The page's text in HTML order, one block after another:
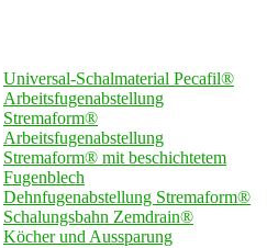
Universal-Schalmaterial Pecafil®
Arbeitsfugenabstellung
Stremaform®
Arbeitsfugenabstellung
Stremaform® mit beschichtetem
Fugenblech
Dehnfugenabstellung Stremaform®
Schalungsbahn Zemdrain®
Köcher und Aussparung